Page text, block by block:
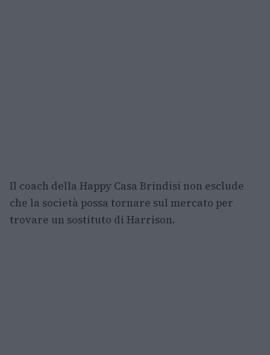
Il coach della Happy Casa Brindisi non esclude
che la società possa tornare sul mercato per
trovare un sostituto di Harrison.